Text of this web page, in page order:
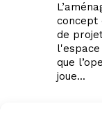
concept
de
que
joue...